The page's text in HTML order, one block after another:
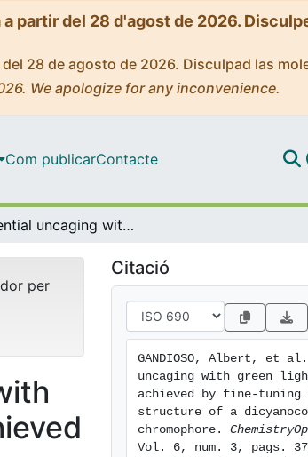
partir del 28 d'agost de 2026.
28 de agosto de 2026. Disculpad las
We apologize for any inconvenience.
Com publicarContacte
Sequential uncaging with green light can be achieved by fine-tuning the structure of a dicyanocoumarin chromophore
per
Citació
GANDIOSO, Albert, et
uncaging with green
achieved by fine-tuning
structure of a
chromophore.
Vol. 6, num. 3, pags.